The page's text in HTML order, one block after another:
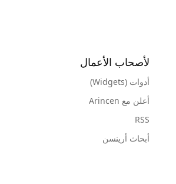
لأصحاب الأعمال
أدوات (Widgets)
أعلن مع Arincen
RSS
أبحاث أرينسن